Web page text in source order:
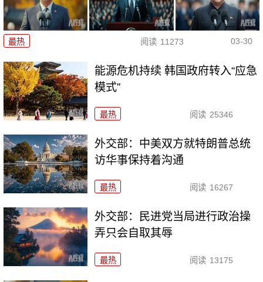
最热 阅读 11273 03-30
能源危机持续 韩国政府转入“应急
模式”
最热 阅读 25346
外交部：中美双方就特朗普总统
访华事保持着沟通
最热 阅读 16267
外交部：民进党当局进行政治操
弄只会自取其辱
最热 阅读 13175